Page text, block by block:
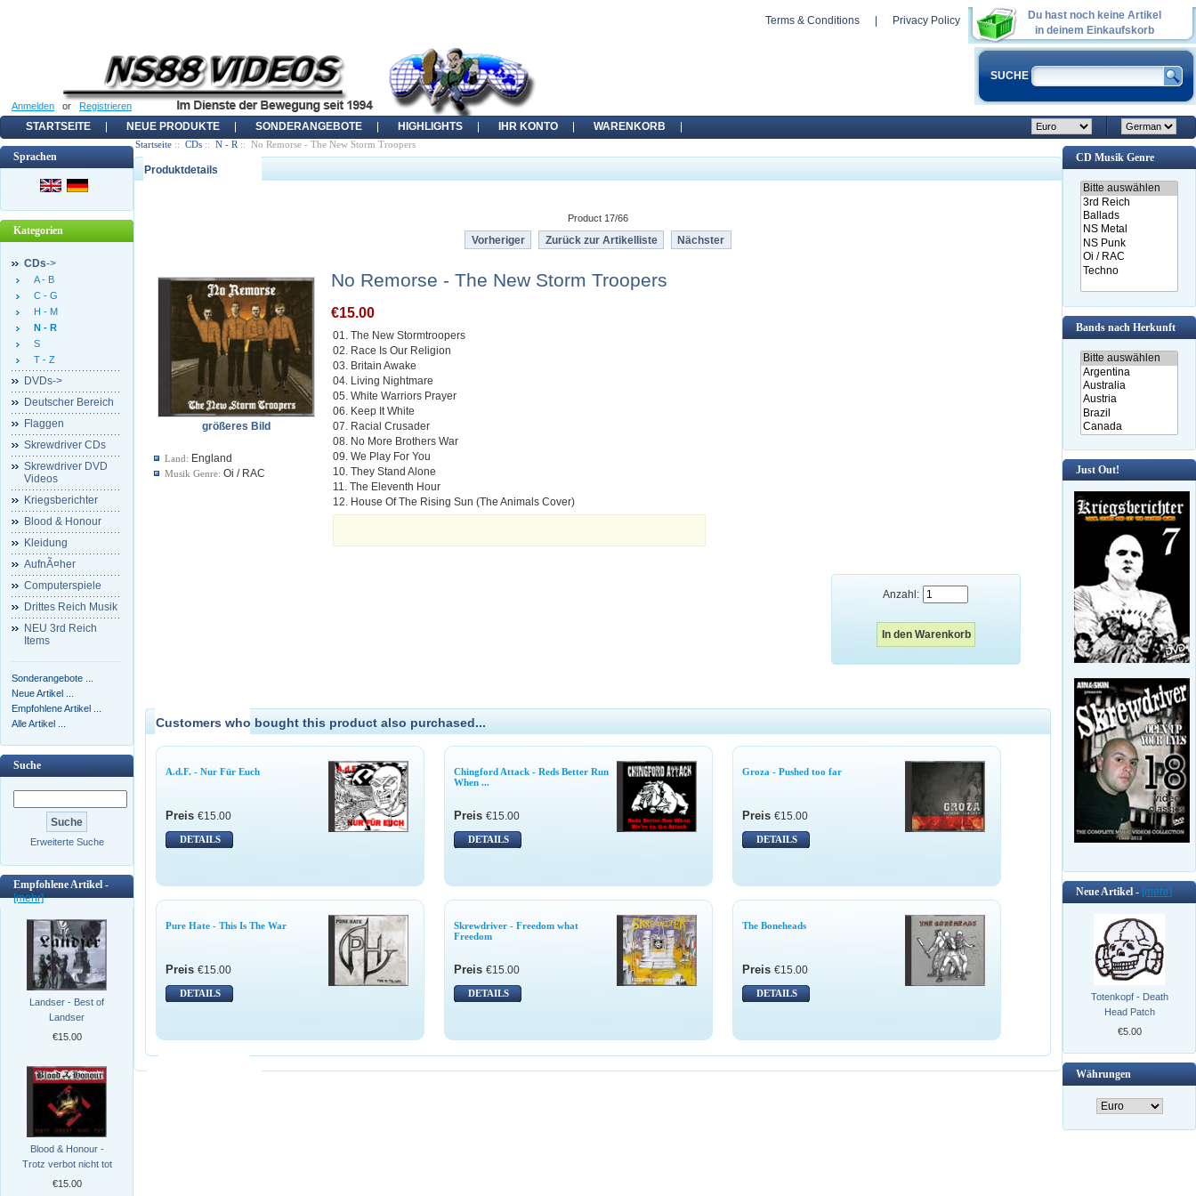
Du hast noch keine Artikel
in deinem Einkaufskorb
Terms & Conditions Privacy Policy
SUCHE
Anmelden or Registrieren
STARTSEITE NEUE PRODUKTE SONDERANGEBOTE HIGHLIGHTS IHR KONTO WARENKORB
Sprachen
Kategorien
CDs->
A - B
C - G
H - M
N - R
S
T - Z
DVDs->
Deutscher Bereich
Flaggen
Skrewdriver CDs
Skrewdriver DVD
Videos
Kriegsberichter
Blood & Honour
Kleidung
AufnÃ¤her
Computerspiele
Drittes Reich Musik
NEU 3rd Reich
Items
Sonderangebote ...
Neue Artikel ...
Empfohlene Artikel ...
Alle Artikel ...
Suche
Erweiterte Suche
Empfohlene Artikel -
[mehr]
Landser - Best of
Landser
€15.00
Blood & Honour -
Trotz verbot nicht tot
€15.00
Startseite :: CDs :: N - R :: No Remorse - The New Storm Troopers
Produktdetails
Product 17/66
Vorheriger Zurück zur Artikelliste Nächster
größeres Bild
Land: England
Musik Genre: Oi / RAC
No Remorse - The New Storm Troopers
€15.00
01. The New Stormtroopers
02. Race Is Our Religion
03. Britain Awake
04. Living Nightmare
05. White Warriors Prayer
06. Keep It White
07. Racial Crusader
08. No More Brothers War
09. We Play For You
10. They Stand Alone
11. The Eleventh Hour
12. House Of The Rising Sun (The Animals Cover)
Anzahl:
Customers who bought this product also purchased...
A.d.F. - Nur Für Euch
Preis €15.00
DETAILS
Chingford Attack - Reds Better Run
When ...
Preis €15.00
DETAILS
Groza - Pushed too far
Preis €15.00
DETAILS
Pure Hate - This Is The War
Preis €15.00
DETAILS
Skrewdriver - Freedom what
Freedom
Preis €15.00
DETAILS
The Boneheads
Preis €15.00
DETAILS
CD Musik Genre
Bands nach Herkunft
Just Out!
Neue Artikel - [mehr]
Totenkopf - Death
Head Patch
€5.00
Währungen